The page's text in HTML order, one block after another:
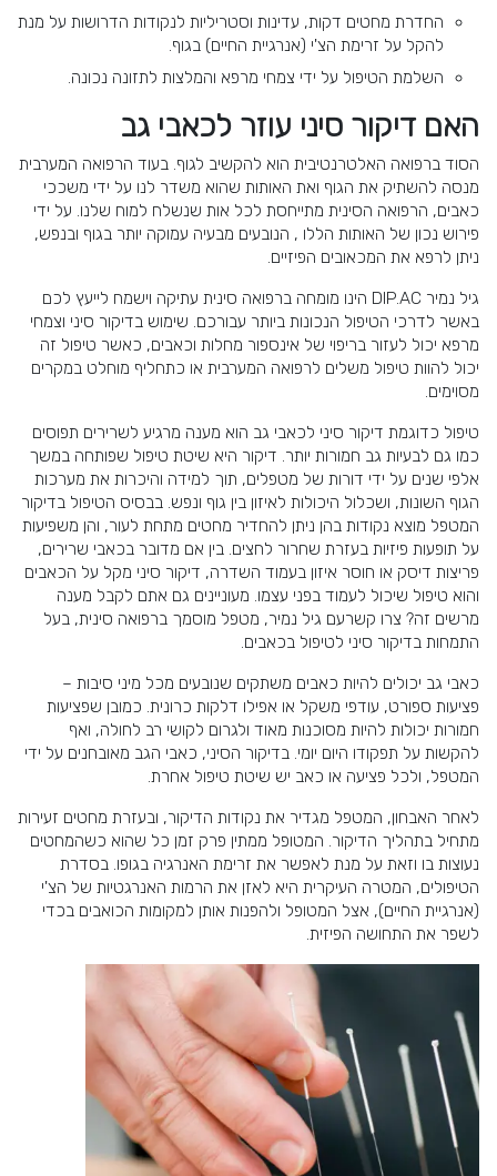
החדרת מחטים דקות, עדינות וסטריליות לנקודות הדרושות על מנת
להקל על זרימת הצ'י (אנרגיית החיים) בגוף.
השלמת הטיפול על ידי צמחי מרפא והמלצות לתזונה נכונה.
האם דיקור סיני עוזר לכאבי גב
הסוד ברפואה האלטרנטיבית הוא להקשיב לגוף. בעוד הרפואה המערבית
מנסה להשתיק את הגוף ואת האותות שהוא משדר לנו על ידי משככי
כאבים, הרפואה הסינית מתייחסת לכל אות שנשלח למוח שלנו. על ידי
פירוש נכון של האותות הללו , הנובעים מבעיה עמוקה יותר בגוף ובנפש,
ניתן לרפא את המכאובים הפיזיים.
גיל נמיר DIP.AC הינו מומחה ברפואה סינית עתיקה וישמח לייעץ לכם
באשר לדרכי הטיפול הנכונות ביותר עבורכם. שימוש בדיקור סיני וצמחי
מרפא יכול לעזור בריפוי של אינספור מחלות וכאבים, כאשר טיפול זה
יכול להוות טיפול משלים לרפואה המערבית או כתחליף מוחלט במקרים
מסוימים.
טיפול כדוגמת דיקור סיני לכאבי גב הוא מענה מרגיע לשרירים תפוסים
כמו גם לבעיות גב חמורות יותר. דיקור היא שיטת טיפול שפותחה במשך
אלפי שנים על ידי דורות של מטפלים, תוך למידה והיכרות את מערכות
הגוף השונות, ושכלול היכולות לאיזון בין גוף ונפש. בבסיס הטיפול בדיקור
המטפל מוצא נקודות בהן ניתן להחדיר מחטים מתחת לעור, והן משפיעות
על תופעות פיזיות בעזרת שחרור לחצים. בין אם מדובר בכאבי שרירים,
פריצות דיסק או חוסר איזון בעמוד השדרה, דיקור סיני מקל על הכאבים
והוא טיפול שיכול לעמוד בפני עצמו. מעוניינים גם אתם לקבל מענה
מרשים זה? צרו קשרעם גיל נמיר, מטפל מוסמך ברפואה סינית, בעל
התמחות בדיקור סיני לטיפול בכאבים.
כאבי גב יכולים להיות כאבים משתקים שנובעים מכל מיני סיבות –
פציעות ספורט, עודפי משקל או אפילו דלקות כרונית. כמובן שפציעות
חמורות יכולות להיות מסוכנות מאוד ולגרום לקושי רב לחולה, ואף
להקשות על תפקודו היום יומי. בדיקור הסיני, כאבי הגב מאובחנים על ידי
המטפל, ולכל פציעה או כאב יש שיטת טיפול אחרת.
לאחר האבחון, המטפל מגדיר את נקודות הדיקור, ובעזרת מחטים זעירות
מתחיל בתהליך הדיקור. המטופל ממתין פרק זמן כל שהוא כשהמחטים
נעוצות בו וזאת על מנת לאפשר את זרימת האנרגיה בגופו. בסדרת
הטיפולים, המטרה העיקרית היא לאזן את הרמות האנרגטיות של הצ'י
(אנרגיית החיים), אצל המטופל ולהפנות אותן למקומות הכואבים בכדי
לשפר את התחושה הפיזית.